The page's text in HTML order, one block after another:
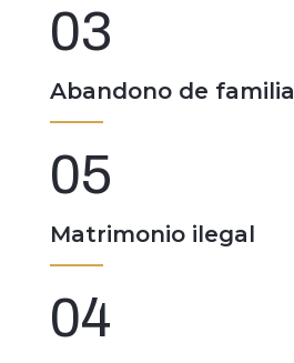
03
Abandono de familia
05
Matrimonio ilegal
04